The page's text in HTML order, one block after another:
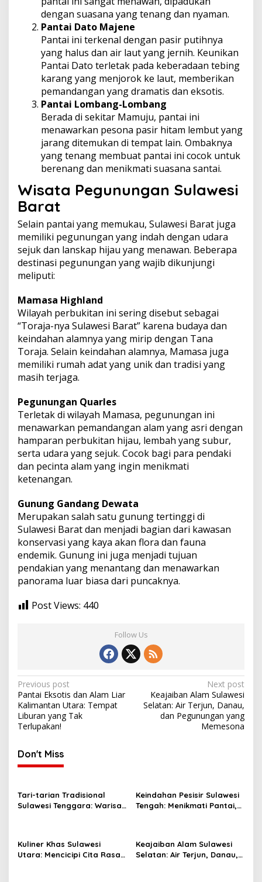
dengan suasana yang tenang dan nyaman.
Pantai Dato Majene
Pantai ini terkenal dengan pasir putihnya
yang halus dan air laut yang jernih. Keunikan
Pantai Dato terletak pada keberadaan tebing
karang yang menjorok ke laut, memberikan
pemandangan yang dramatis dan eksotis.
Pantai Lombang-Lombang
Berada di sekitar Mamuju, pantai ini
menawarkan pesona pasir hitam lembut yang
jarang ditemukan di tempat lain. Ombaknya
yang tenang membuat pantai ini cocok untuk
berenang dan menikmati suasana santai.
Wisata Pegunungan Sulawesi
Barat
Selain pantai yang memukau, Sulawesi Barat juga
memiliki pegunungan yang indah dengan udara
sejuk dan lanskap hijau yang menawan. Beberapa
destinasi pegunungan yang wajib dikunjungi
meliputi:
Mamasa Highland
Wilayah perbukitan ini sering disebut sebagai
“Toraja-nya Sulawesi Barat” karena budaya dan
keindahan alamnya yang mirip dengan Tana
Toraja. Selain keindahan alamnya, Mamasa juga
memiliki rumah adat yang unik dan tradisi yang
masih terjaga.
Pegunungan Quarles
Terletak di wilayah Mamasa, pegunungan ini
menawarkan pemandangan alam yang asri dengan
hamparan perbukitan hijau, lembah yang subur,
serta udara yang sejuk. Cocok bagi para pendaki
dan pecinta alam yang ingin menikmati
ketenangan.
Gunung Gandang Dewata
Merupakan salah satu gunung tertinggi di
Sulawesi Barat dan menjadi bagian dari kawasan
konservasi yang kaya akan flora dan fauna
endemik. Gunung ini juga menjadi tujuan
pendakian yang menantang dan menawarkan
panorama luar biasa dari puncaknya.
Post Views: 440
Follow Us
Post
navigation
Previous post
Pantai Eksotis dan Alam Liar
Kalimantan Utara: Tempat
Liburan yang Tak
Terlupakan!
Next post
Keajaiban Alam Sulawesi
Selatan: Air Terjun, Danau,
dan Pegunungan yang
Memesona
Don't Miss
Tari-tarian Tradisional
Sulawesi Tenggara: Warisan
Keindahan Pesisir Sulawesi
Tengah: Menikmati Pantai,
Kuliner Khas Sulawesi
Utara: Mencicipi Cita Rasa
Keajaiban Alam Sulawesi
Selatan: Air Terjun, Danau,